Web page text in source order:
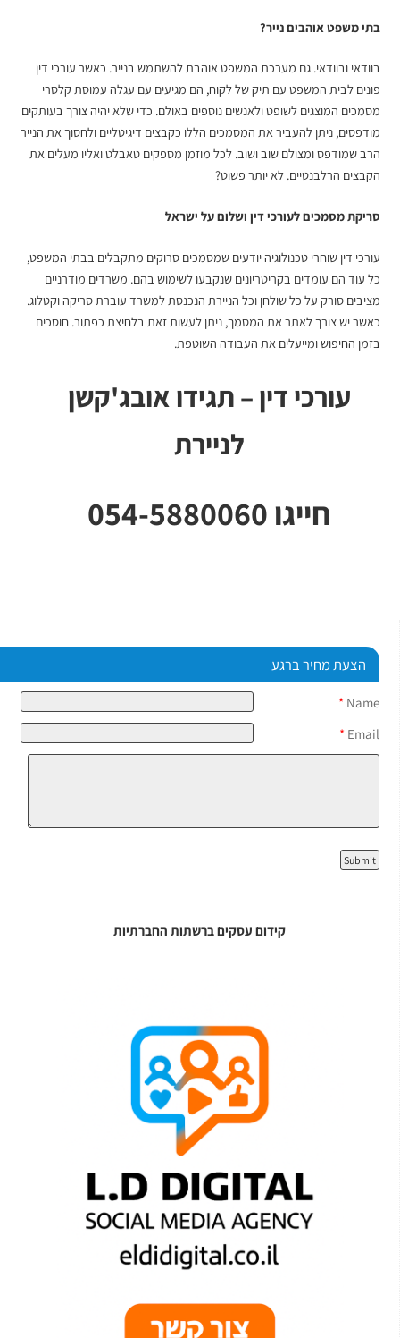
בתי משפט אוהבים נייר?
בוודאי ובוודאי. גם מערכת המשפט אוהבת להשתמש בנייר. כאשר עורכי דין
פונים לבית המשפט עם תיק של לקוח, הם מגיעים עם עגלה עמוסת קלסרי
מסמכים המוצגים לשופט ולאנשים נוספים באולם. כדי שלא יהיה צורך בעותקים
מודפסים, ניתן להעביר את המסמכים הללו כקבצים דיגיטליים ולחסוך את הנייר
הרב שמודפס ומצולם שוב ושוב. לכל מוזמן מספקים טאבלט ואליו מעלים את
הקבצים הרלבנטיים. לא יותר פשוט?
סריקת מסמכים לעורכי דיןושלום על ישראל
עורכי דין שוחרי טכנולוגיה יודעים שמסמכים סרוקים מתקבלים בבתי המשפט,
כל עוד הם עומדים בקריטריונים שנקבעו לשימוש בהם. משרדים מודרניים
מציבים סורק על כל שולחן וכל הניירת הנכנסת למשרד עוברת סריקה וקטלוג.
כאשר יש צורך לאתר את המסמך, ניתן לעשות זאת בלחיצת כפתור. חוסכים
בזמן החיפוש ומייעלים את העבודה השוטפת.
עורכי דין – תגידו אובג'קשן
לניירת
חייגו 054-5880060
הצעת מחיר ברגע
Name
*
Email
*
קידום עסקים ברשתות החברתיות